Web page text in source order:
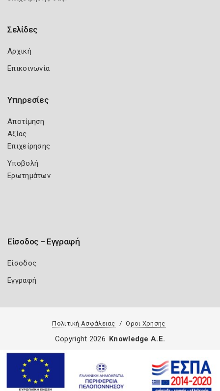
Σελίδες
Αρχική
Επικοινωνία
Υπηρεσίες
Αποτίμηση
Αξίας
Επιχείρησης
Υποβολή
Ερωτημάτων
Είσοδος – Εγγραφή
Είσοδος
Εγγραφή
Πολιτική Ασφάλειας Όροι Χρήσης
Copyright 2026 Knowledge A.E.